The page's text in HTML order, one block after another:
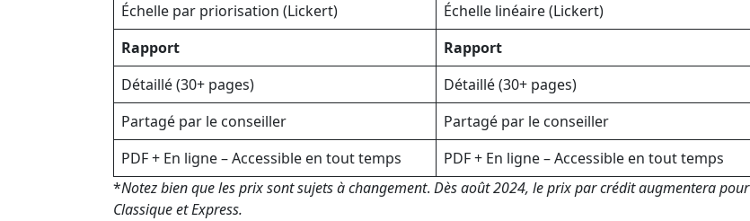
Échelle par priorisation (Lickert)
Échelle linéaire (Lickert)
Rapport
Rapport
Détaillé (30+ pages)
Détaillé (30+ pages)
Partagé par le conseiller
Partagé par le conseiller
PDF + En ligne – Accessible en tout temps
PDF + En ligne – Accessible en tout temps
*Notez bien que les prix sont sujets à changement. Dès août 2024, le prixpar créditaugmentera pour
Classique et Express.